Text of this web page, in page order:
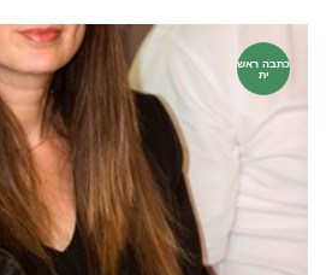
כתבה ראש
ית